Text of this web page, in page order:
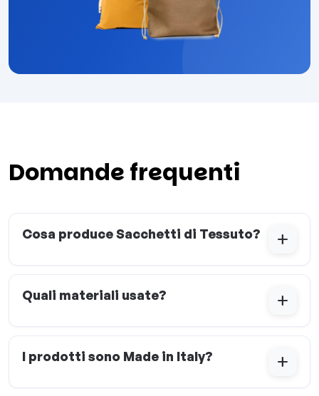
Domande frequenti
Cosa produce Sacchetti di Tessuto? add
Quali materiali usate? add
I prodotti sono Made in Italy? add